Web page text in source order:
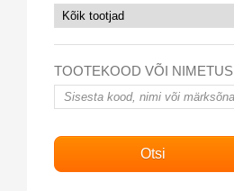
TOOTEKOOD VÕI NIMETUS